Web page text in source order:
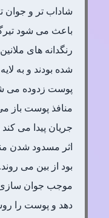
شاداب تر و جوان
باعث می شود
رنگدانه های
شده بودند و به
پوست زدوده می
منافذ پوست باز
جریان پیدا می
اثر مسدود شدن
بود از بین می
موجب جوان
دهد و پوست را